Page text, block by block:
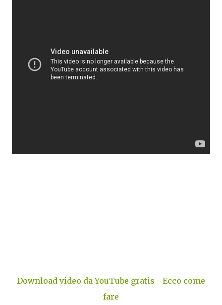
Download video da YouTube gratis - Ecco come
fare